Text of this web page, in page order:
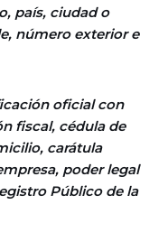
país, ciudad o
número exterior e
oficial con
fiscal, cédula de
carátula
poder legal
Público de la